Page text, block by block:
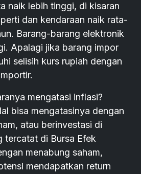
naik lebih tinggi, di kisaran
dan kendaraan naik rata-
Barang-barang elektronik
Apalagi jika barang impor
selisih kurs rupiah dengan
mengatasi inflasi?
bisa mengatasinya dengan
atau berinvestasi di
tercatat di Bursa Efek
menabung saham,
mendapatkan return